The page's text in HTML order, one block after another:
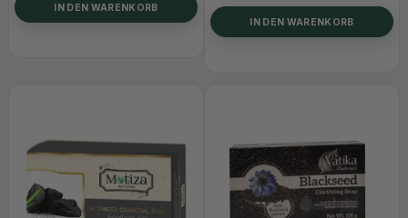
IN DEN WARENKORB
IN DEN WARENKORB